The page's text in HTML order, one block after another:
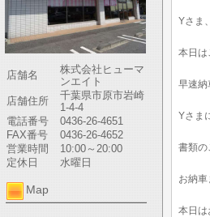
店舗名
株式会社ヒューマ
ンエイト
店舗住所
千葉県市原市岩崎
1-4-4
電話番号
0436-26-4651
FAX番号
0436-26-4652
営業時間
10:00～20:00
定休日
水曜日
Map
Yさま
本日は
早速納
Yさま
書類の
お納車
本日は